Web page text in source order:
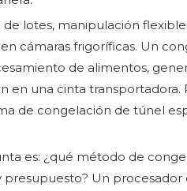
lotes, manipulación
cámaras frigoríficas. Un
de alimentos,
una cinta
de congelación de túnel
es: ¿qué método de
Un